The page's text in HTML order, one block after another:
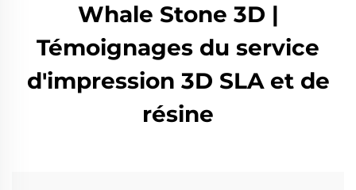
Whale Stone 3D |
Témoignages du service
d'impression 3D SLA et de
résine